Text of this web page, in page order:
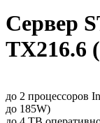
Сервер
TX216.6
до 2 процессоров
до 185W)